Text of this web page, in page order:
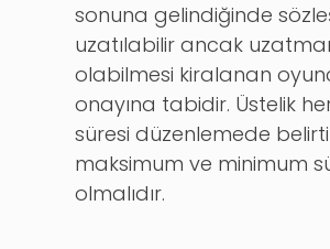
sonuna gelindiğinde
uzatılabilir ancak
olabilmesi kiralanan
onayına tabidir. Üstelik
süresi düzenlemede
maksimum ve minimum
olmalıdır.